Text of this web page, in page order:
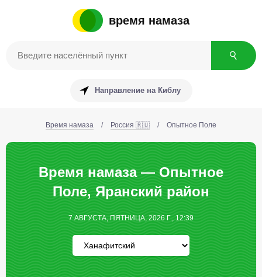
время намаза
Направление на Киблу
Время намаза / Россия 🇷🇺 / Опытное Поле
Время намаза — Опытное
Поле, Яранский район
7 АВГУСТА, ПЯТНИЦА, 2026 Г., 12:39